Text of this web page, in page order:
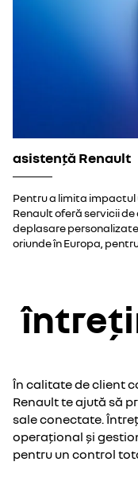
asistență Renault
Pentru a limita
Renault oferă servicii
deplasare
oriunde în Europa,
În calitate de client
Renault te ajută să
sale conectate.
operațional și
pentru un control